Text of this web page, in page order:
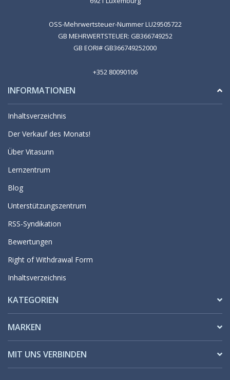
OSS-Mehrwertsteuer-Nummer LU29505722
GB MEHRWERTSTEUER: GB366749252
GB EORI# GB366749252000
+352 80090106
INFORMATIONEN
Inhaltsverzeichnis
Der Verkauf des Monats!
Über Vitasunn
Lernzentrum
Blog
Unterstützungszentrum
RSS-Syndikation
Bewertungen
Right of Withdrawal Form
Inhaltsverzeichnis
KATEGORIEN
MARKEN
MIT UNS VERBINDEN